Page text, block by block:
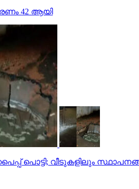
42 ആയി
പൊട്ടി; വീടുകളിലും